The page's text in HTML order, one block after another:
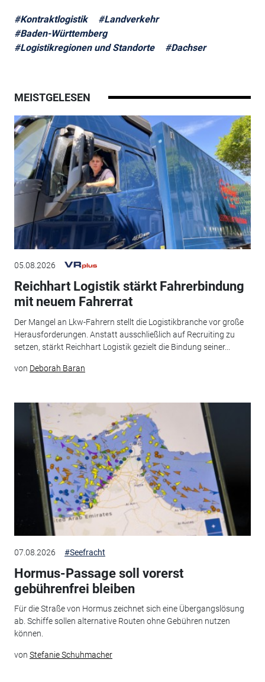
#Kontraktlogistik
#Landverkehr
#Baden-Württemberg
#Logistikregionen und Standorte
#Dachser
MEISTGELESEN
05.08.2026
Reichhart Logistik stärkt Fahrerbindung
mit neuem Fahrerrat
Der Mangel an Lkw-Fahrern stellt die Logistikbranche vor große
Herausforderungen. Anstatt ausschließlich auf Recruiting zu
setzen, stärkt Reichhart Logistik gezielt die Bindung seiner...
von Deborah Baran
07.08.2026 #Seefracht
Hormus-Passage soll vorerst
gebührenfrei bleiben
Für die Straße von Hormus zeichnet sich eine Übergangslösung
ab. Schiffe sollen alternative Routen ohne Gebühren nutzen
können.
von Stefanie Schuhmacher